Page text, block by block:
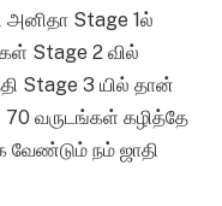
அனிதா Stage 1ல்
Stage 2 வில்
Stage 3 யில் தான்
70 வருடங்கள் கழித்தே
வேண்டும் நம் ஜாதி